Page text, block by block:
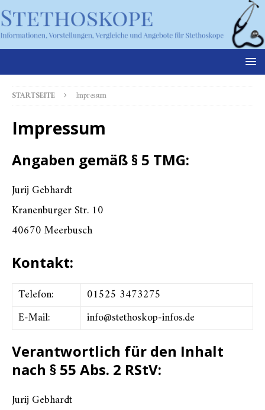
STARTSEITE Impressum
Impressum
Angaben gemäß § 5 TMG:
Jurij Gebhardt
Kranenburger Str. 10
40670 Meerbusch
Kontakt:
Telefon:
01525 3473275
E-Mail:
info@stethoskop-infos.de
Verantwortlich für den Inhalt
nach § 55 Abs. 2 RStV:
Jurij Gebhardt